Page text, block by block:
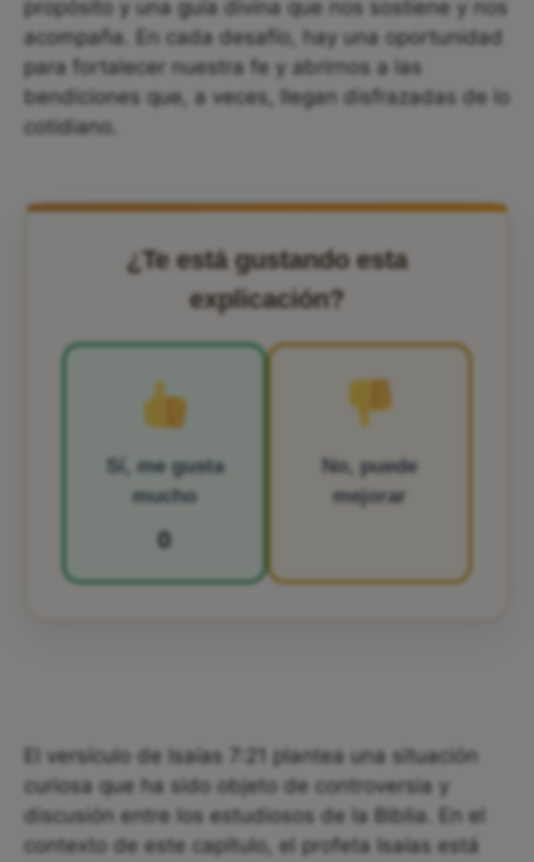
propósito y una guía divina que nos sostiene y nos
acompaña. En cada desafío, hay una oportunidad
para fortalecer nuestra fe y abrirnos a las
bendiciones que, a veces, llegan disfrazadas de lo
cotidiano.
¿Te está gustando esta
explicación?
Sí, me gusta
mucho
0
No, puede
mejorar
El versículo de Isaías 7:21 plantea una situación
curiosa que ha sido objeto de controversia y
discusión entre los estudiosos de la Biblia. En el
contexto de este capítulo, el profeta Isaías está